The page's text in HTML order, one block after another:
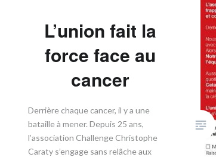
L’union fait la
force face au
cancer
​Derrière chaque cancer, il y a une
bataille à mener. Depuis 25 ans,
l’association Challenge Christophe
Caraty s’engage sans relâche aux